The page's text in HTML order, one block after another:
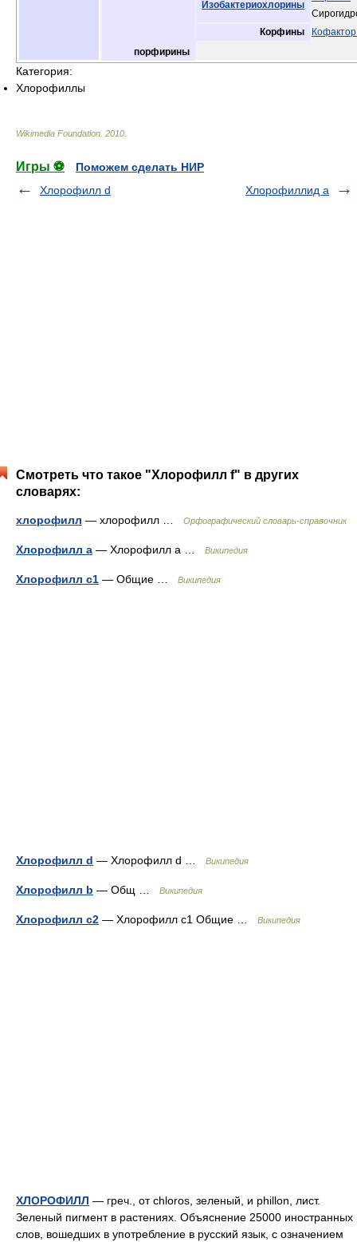
порфирины
Изобактериохлорины
Корфины
Категория:
Хлорофиллы
Wikimedia Foundation 2010
Игры ⚽
Поможем сделать НИР
Хлорофилл d
Хлорофиллид a
Смотреть что такое "Хлорофилл f" в других
словарях:
хлорофилл — хлорофилл … Орфографический словарь-справочник
Хлорофилл a — Хлорофилл а … Википедия
Хлорофилл c1 — Общие … Википедия
Хлорофилл d — Хлорофилл d … Википедия
Хлорофилл b — Общ … Википедия
Хлорофилл c2 — Хлорофилл c1 Общие … Википедия
ХЛОРОФИЛЛ — греч., от chloros, зеленый, и phillon, лист.
Зеленый пигмент в растениях. Объяснение 25000 иностранных
слов, вошедших в употребление в русский язык, с означением